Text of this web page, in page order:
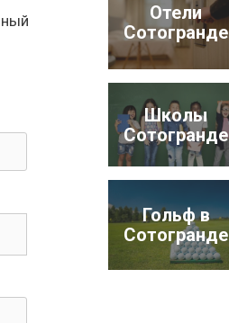
Отели
Сотогранде
Школы
Сотогранде
Гольф в
Сотогранде